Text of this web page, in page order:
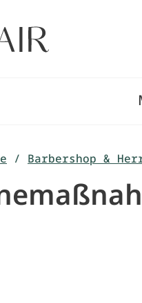
/ Barbershop &